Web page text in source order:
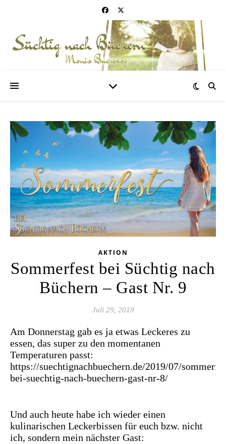
AKTION
Sommerfest bei Süchtig nach
Büchern – Gast Nr. 9
Juli 29, 2019
Am Donnerstag gab es ja etwas Leckeres zu
essen, das super zu den momentanen
Temperaturen passt:
https://suechtignachbuechern.de/2019/07/
bei-suechtig-nach-buechern-gast-nr-8/
Und auch heute habe ich wieder einen
kulinarischen Leckerbissen für euch bzw. nicht
ich, sondern mein nächster Gast: